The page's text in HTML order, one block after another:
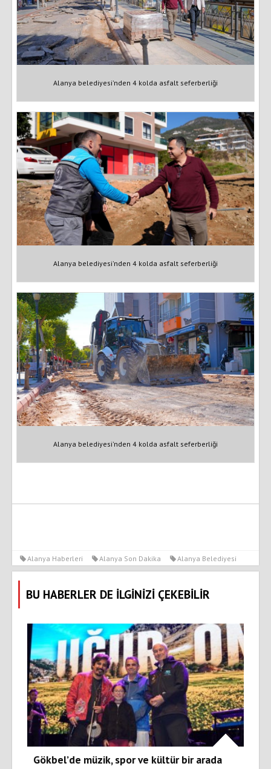
Alanya belediyesi'nden 4 kolda asfalt seferberliği
Alanya belediyesi'nden 4 kolda asfalt seferberliği
Alanya belediyesi'nden 4 kolda asfalt seferberliği
Alanya Haberleri Alanya Son Dakika Alanya Belediyesi
BU HABERLER DE İLGİNİZİ ÇEKEBİLİR
Gökbel’de müzik, spor ve kültür bir arada